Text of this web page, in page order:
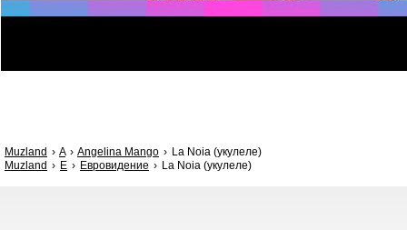
Muzland A Angelina Mango
La Noia (укулеле)
Muzland
Е Евровидение La Noia (укулеле)